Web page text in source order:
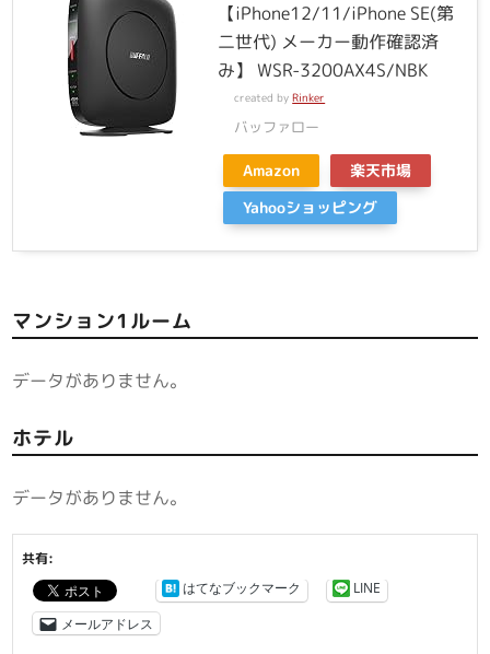
【iPhone12/11/iPhone SE(第
二世代) メーカー動作確認済
み】 WSR-3200AX4S/NBK
created byRinker
バッファロー
Amazon
楽天市場
Yahooショッピング
マンション1ルーム
データがありません。
ホテル
データがありません。
共有:
はてなブックマーク
LINE
メールアドレス